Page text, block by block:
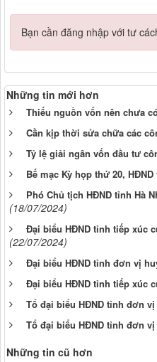
Bạn cần đăng nhập với tư
Những tin mới hơn
Thiếu nguồn vốn nên chưa
Cần kịp thời sửa chữa các
Tỷ lệ giải ngân vốn đầu tư
Bế mạc Kỳ họp thứ 20,
Phó Chủ tịch HĐND tỉnh Hà
(18/07/2024)
Đại biểu HĐND tỉnh tiếp xúc
(22/07/2024)
Đại biểu HĐND tỉnh đơn vị
Đại biểu HĐND tỉnh tiếp xúc
Tổ đại biểu HĐND tỉnh đơn
Tổ đại biểu HĐND tỉnh đơn
Những tin cũ hơn